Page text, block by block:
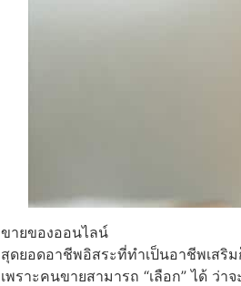
ขายของออนไลน์
สุดยอดอาชีพอิสระที่ทำเป็นอาชีพเสริ
เพราะคนขายสามารถ “เลือก” ได้ ว่